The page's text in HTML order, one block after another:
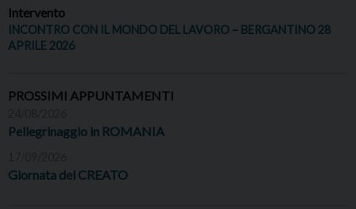
Intervento
INCONTRO CON IL MONDO DEL LAVORO – BERGANTINO 28
APRILE 2026
PROSSIMI APPUNTAMENTI
Pellegrinaggio in ROMANIA
Giornata del CREATO